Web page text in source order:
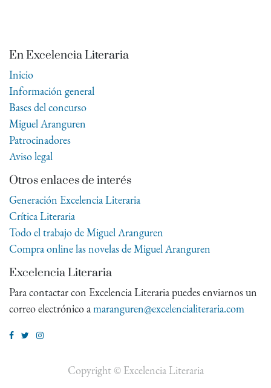
En Excelencia Literaria
Inicio
Información general
Bases del concurso
Miguel Aranguren
Patrocinadores
Aviso legal
Otros enlaces de interés
Generación Excelencia Literaria
Crítica Literaria
Todo el trabajo de Miguel Aranguren
Compra online las novelas de Miguel Aranguren
Excelencia Literaria
Para contactar con Excelencia Literaria puedes enviarnos un
correo electrónico amaranguren@excelencialiteraria.com
Copyright © Excelencia Literaria